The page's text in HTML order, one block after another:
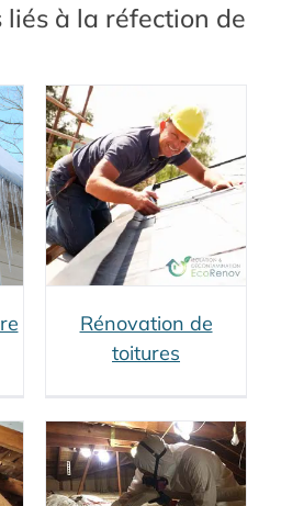
liés à la réfection de
Rénovation de
toitures